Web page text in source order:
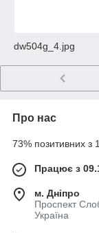
dw504g_4.jpg
Про нас
73% позитивних з
Працює з
м. Дніпро
Проспект
Україна